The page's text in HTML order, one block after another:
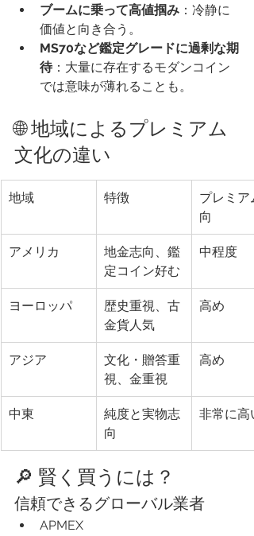
ブームに乗って高値掴み ：冷静に
価値と向き合う。
MS70など鑑定グレードに過剰な期
待：大量に存在するモダンコイン
では意味が薄れることも。
🌐 地域によるプレミアム
文化の違い
地域 特徴
プレミア
向
アメリカ
地金志向、鑑
定コイン好む
中程度
ヨーロッパ
歴史重視、古
金貨人気
高め
アジア
文化・贈答重
視、金重視
高め
中東
純度と実物志
向
非常に高
🔎 賢く買うには？
信頼できるグローバル業者
APMEX